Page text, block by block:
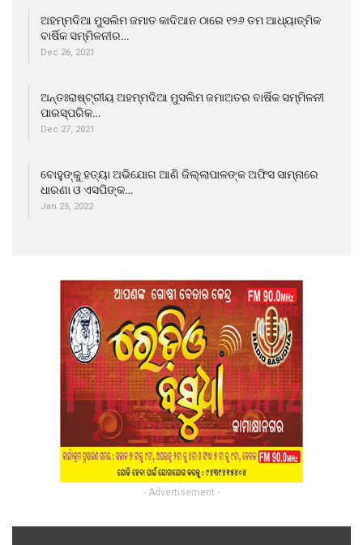
ଅହମ୍ମଦିଆ ମୁସଲିମ ଜମାତ କାଦିଆନ ଠାରେ ୧୨୬ ତମ ଆଧ୍ୟାତ୍ମିକ
ବାର୍ଷିକ ସମ୍ମିଳନୀର…
Dec 26, 2021
ଅନ୍ତଃରାଷ୍ଟ୍ରୀୟ ଅହମ୍ମଦିଆ ମୁସଲିମ ଜମାଅତର ବାର୍ଷିକ ସମ୍ମିଳନୀ
ପାରସ୍ପରିକ…
Dec 27, 2021
ବୋହୁଙ୍କୁ ହତ୍ୟା ଅଭିଯୋଗ ଆଣି ଜିଲ୍ଲାପାଳଙ୍କ ଅଫିସ ସାମ୍ନାରେ
ଧାରଣା ଓ ଏସପିଙ୍କ…
Jan 25, 2022
- Advertisement -